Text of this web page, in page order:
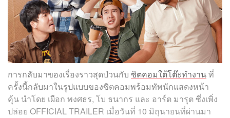
การกลับมาของเรื่องราวสุดป่วนกับ ซิตคอมใต้โต๊ะทำงานที่
ครั้งนี้กลับมาในรูปแบบของซิตคอมพร้อมทัพนักแสดงหน้า
คุ้น นำโดย เผือก พงศธร, โบ ธนากร และ อาร์ต มารุต ซึ่งเพิ่ง
ปล่อย OFFICIAL TRAILER เมื่อวันที่ 10 มิถุนายนที่ผ่านมา